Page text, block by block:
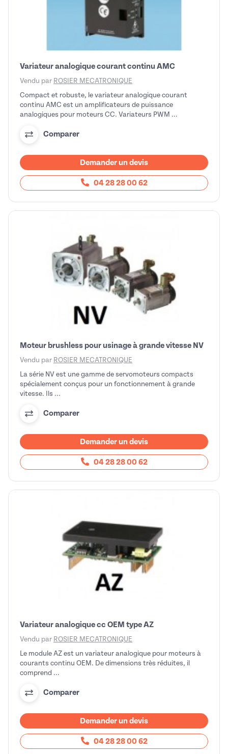
Variateur analogique courant continu AMC
Vendu par ROSIER MECATRONIQUE
Compact et robuste, le variateur analogique courant
continu AMC est un amplificateurs de puissance
analogiques pour moteurs CC. Variateurs PWM ...
Comparer
Demander un devis
04 28 28 00 62
Moteur brushless pour usinage à grande vitesse NV
Vendu par ROSIER MECATRONIQUE
La série NV est une gamme de servomoteurs compacts
spécialement conçus pour un fonctionnement à grande
vitesse. Ils ...
Comparer
Demander un devis
04 28 28 00 62
Variateur analogique cc OEM type AZ
Vendu par ROSIER MECATRONIQUE
Le module AZ est un variateur analogique pour moteurs à
courants continu OEM. De dimensions très réduites, il
comprend ...
Comparer
Demander un devis
04 28 28 00 62